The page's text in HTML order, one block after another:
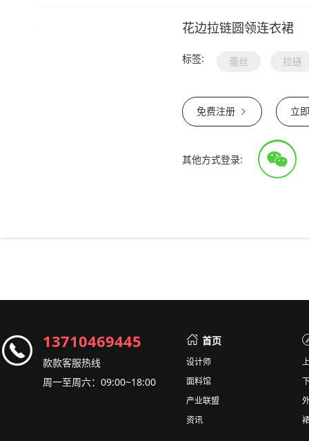
花边拉链圆领连衣裙
标签: 蕾丝 拉链
免费注册 立
其他方式登录:
13710469445
款款客服热线
周一至周六：09:00~18:00
首页
设计师
面料馆
产业联盟
资讯